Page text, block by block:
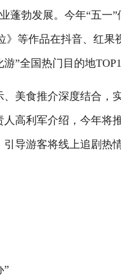
勃发展。今年“五一”
》等作品在抖音、红
”全国热门目的地
食推介深度结合，
高利军介绍，今年将
导游客将线上追剧
”